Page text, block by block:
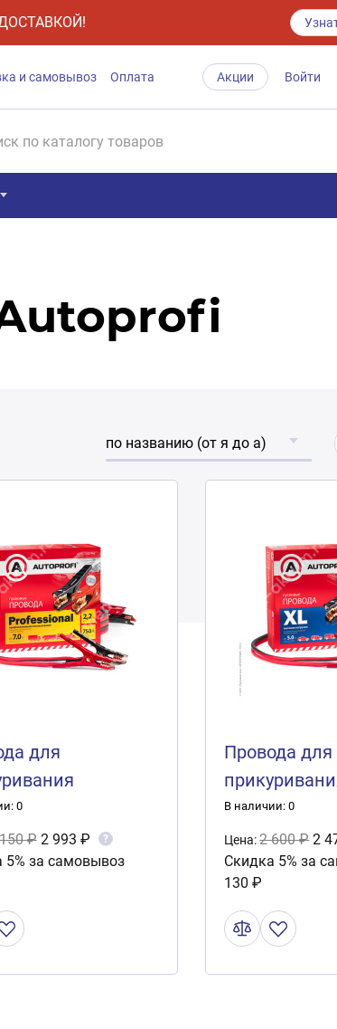
и самовывоз Оплата Акции Войти
по названию (от я до а)
для
медные
AP/BC-
0
₽ 2 993 ₽ ?
5% за самовывоз
Провода для
"Autoprofi"
450А, 3,5м
5000XL
В наличии: 0
Цена:2 600 ₽ 2
Скидка 5% за
130 ₽